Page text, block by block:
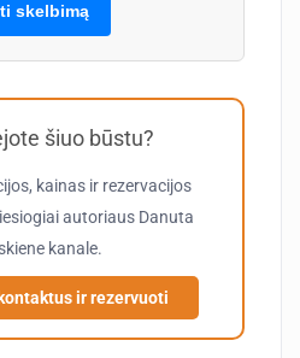
skelbimą
šiuo būstu?
kainas ir rezervacijos
autoriaus Danuta
kanale.
ir rezervuoti